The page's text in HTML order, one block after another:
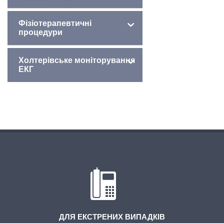
Фізіотерапевтичні
процедури
Холтерівське моніторування
ЕКГ
ДЛЯ ЕКСТРЕНИХ ВИПАДКІВ